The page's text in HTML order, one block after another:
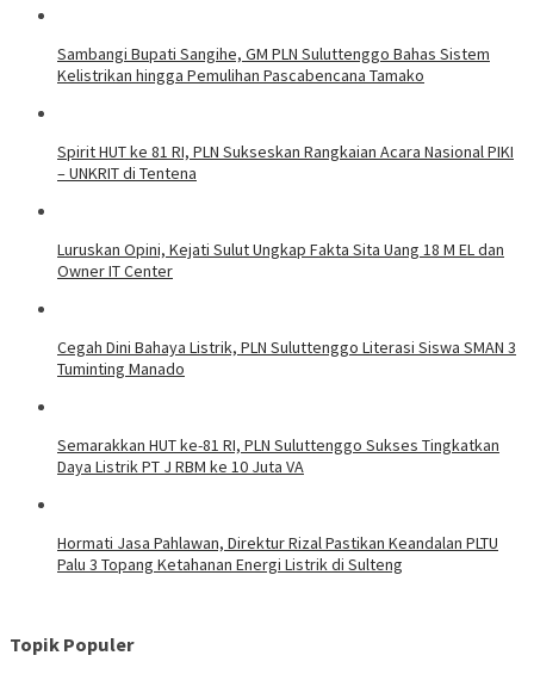
Sambangi Bupati Sangihe, GM PLN Suluttenggo Bahas Sistem
Kelistrikan hingga Pemulihan Pascabencana Tamako
Spirit HUT ke 81 RI, PLN Sukseskan Rangkaian Acara Nasional PIKI
– UNKRIT di Tentena
Luruskan Opini, Kejati Sulut Ungkap Fakta Sita Uang 18 M EL dan
Owner IT Center
Cegah Dini Bahaya Listrik, PLN Suluttenggo Literasi Siswa SMAN 3
Tuminting Manado
Semarakkan HUT ke-81 RI, PLN Suluttenggo Sukses Tingkatkan
Daya Listrik PT J RBM ke 10 Juta VA
Hormati Jasa Pahlawan, Direktur Rizal Pastikan Keandalan PLTU
Palu 3 Topang Ketahanan Energi Listrik di Sulteng
Topik Populer